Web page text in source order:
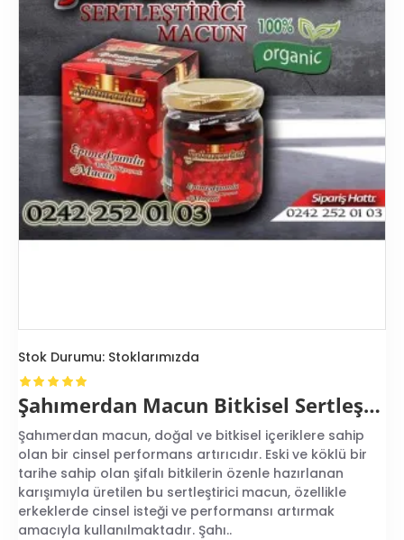
Stok Durumu: Stoklarımızda
Şahımerdan Macun Bitkisel Sertleştirici
Şahımerdan macun, doğal ve bitkisel içeriklere sahip
olan bir cinsel performans artırıcıdır. Eski ve köklü bir
tarihe sahip olan şifalı bitkilerin özenle hazırlanan
karışımıyla üretilen bu sertleştirici macun, özellikle
erkeklerde cinsel isteği ve performansı artırmak
amacıyla kullanılmaktadır. Şahı..